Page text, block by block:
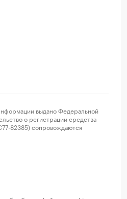
выдано Федеральной
о регистрации средства
82385) сопровождаются